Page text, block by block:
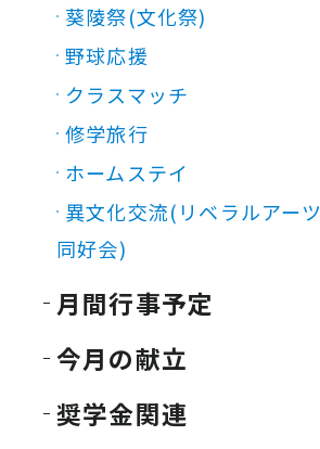
葵陵祭(文化祭)
野球応援
クラスマッチ
修学旅行
ホームステイ
異文化交流(リベラルアーツ
同好会)
月間行事予定
今月の献立
奨学金関連